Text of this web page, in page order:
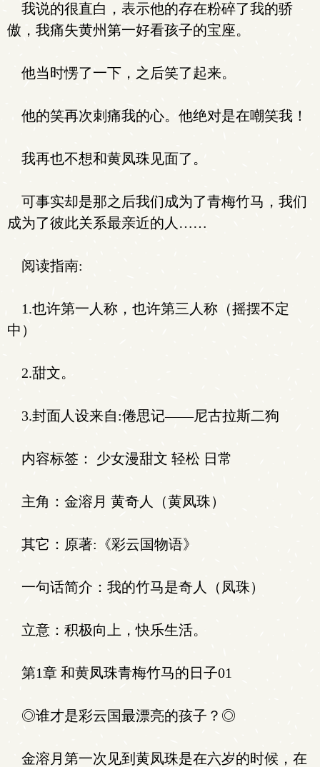
我说的很直白，表示他的存在粉碎了我的骄
傲，我痛失黄州第一好看孩子的宝座。
他当时愣了一下，之后笑了起来。
他的笑再次刺痛我的心。他绝对是在嘲笑我！
我再也不想和黄凤珠见面了。
可事实却是那之后我们成为了青梅竹马，我们
成为了彼此关系最亲近的人……
阅读指南:
1.也许第一人称，也许第三人称（摇摆不定
中）
2.甜文。
3.封面人设来自:倦思记——尼古拉斯二狗
内容标签： 少女漫甜文 轻松 日常
主角：金溶月 黄奇人（黄凤珠）
其它：原著:《彩云国物语》
一句话简介：我的竹马是奇人（凤珠）
立意：积极向上，快乐生活。
第1章 和黄凤珠青梅竹马的日子01
◎谁才是彩云国最漂亮的孩子？◎
金溶月第一次见到黄凤珠是在六岁的时候，在